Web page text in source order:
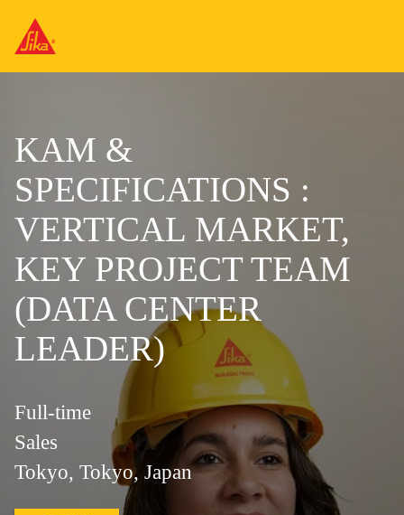
KAM &
SPECIFICATIONS :
VERTICAL MARKET,
KEY PROJECT TEAM
(DATA CENTER
LEADER)
Full-time
Sales
Tokyo, Tokyo, Japan